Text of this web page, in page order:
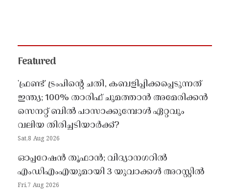
Featured
'ഫ്രണ്ട്' ട്രംപിന്റെ ചതി, കബളിപ്പിക്കപ്പെടുന്നത്
ഇന്ത്യ; 100% താരിഫ് ചുമത്താൻ അമേരിക്കൻ
സെനറ്റ് ബിൽ പാസാക്കുമ്പോൾ ഏറ്റവും
വലിയ തിരിച്ചടിയാർക്ക്?
Sat,8 Aug 2026
ഓപ്പറേഷൻ തൂഫാൻ; വിദ്യാനഗറിൽ
എംഡിഎംഎയുമായി 3 യുവാക്കൾ അറസ്റ്റിൽ
Fri,7 Aug 2026